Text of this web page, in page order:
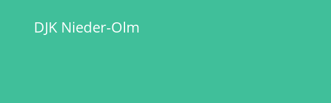
springenDJK Nieder-Olm